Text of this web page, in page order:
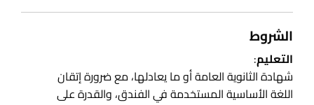
الشروط
التعليم:
شهادة الثانوية العامة أو ما يعادلها، مع ضرورة إتقان
اللغة الأساسية المستخدمة في الفندق، والقدرة على